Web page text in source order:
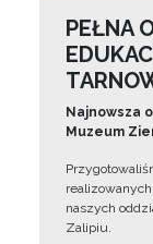
PEŁNA
Najnowsza
Muzeum
naszych
Zalipiu.